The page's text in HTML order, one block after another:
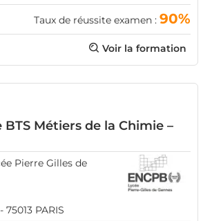
Taux de réussite examen : 90%
Voir la formation
BTS Métiers de la Chimie –
Pierre Gilles de
75013 PARIS